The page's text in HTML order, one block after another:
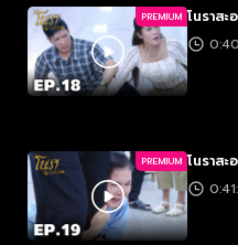
PREMIUM โนราสะ
PREMIUM โนราสะ